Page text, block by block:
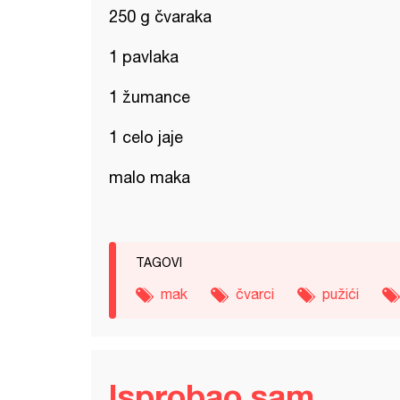
250 g čvaraka
1 pavlaka
1 žumance
1 celo jaje
malo maka
TAGOVI
mak čvarci pužići